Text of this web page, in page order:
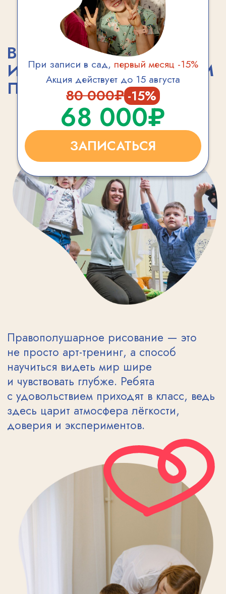
Мария
Дружинина
17:00 – 17:50
Вторник (5−6 лет)
Мария
Дружинина
18:00 – 18:50
Вторник (6−7 лет)
Мария
Дружинина
16:00 – 16:50
Четверг (6−7 лет)
Мария
Дружинина
17:00 – 17:50
Четверг (5−6 лет)
Дружинина